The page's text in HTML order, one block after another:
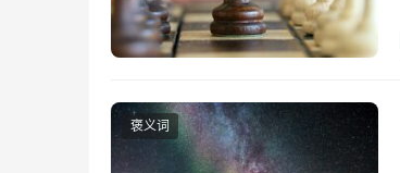
褒义词